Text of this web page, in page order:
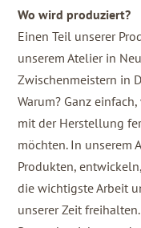
Wo wird produziert?
Einen Teil unserer
unserem Atelier in
Zwischenmeistern in
Warum? Ganz
mit der Herstellung
möchten. In unserem
Produkten,
die wichtigste Arbeit
unserer Zeit